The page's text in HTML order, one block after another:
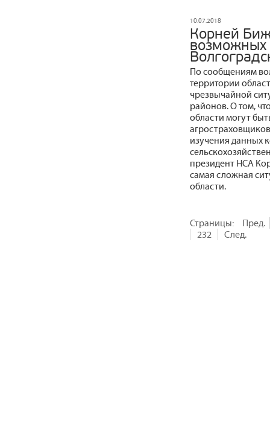
10.07.2018
Корней
возможных
По сообщениям
территории
чрезвычайной
районов. О том,
области могут
изучения данных
президент НСА
самая сложная
области.
Страницы:
Пред.
232
След.